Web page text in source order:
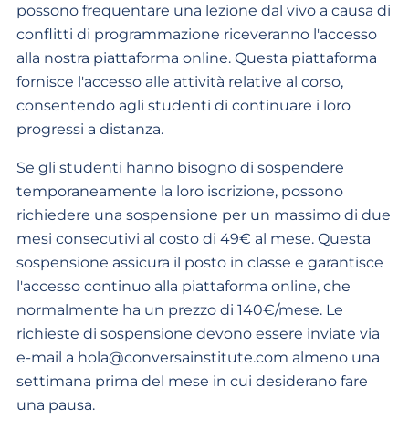
possono frequentare una lezione dal vivo a causa di
conflitti di programmazione riceveranno l'accesso
alla nostra piattaforma online. Questa piattaforma
fornisce l'accesso alle attività relative al corso,
consentendo agli studenti di continuare i loro
progressi a distanza.
Se gli studenti hanno bisogno di sospendere
temporaneamente la loro iscrizione, possono
richiedere una sospensione per un massimo di due
mesi consecutivi al costo di 49€ al mese. Questa
sospensione assicura il posto in classe e garantisce
l'accesso continuo alla piattaforma online, che
normalmente ha un prezzo di 140€/mese. Le
richieste di sospensione devono essere inviate via
e-mail a hola@conversainstitute.com almeno una
settimana prima del mese in cui desiderano fare
una pausa.